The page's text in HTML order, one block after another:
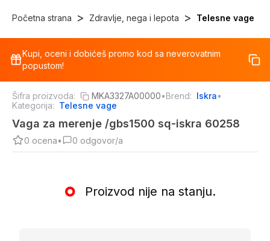
Početna strana > Zdravlje, nega i lepota > Telesne vage
%
Kupi, oceni i dobićeš promo kod sa neverovatnim
popustom!
Šifra proizvoda: MKA3327A00000•Brend: Iskra•
Kategorija: Telesne vage
Vaga za merenje /gbs1500 sq-iskra 60258
0 ocena• 0 odgovor/a
Proizvod nije na stanju.